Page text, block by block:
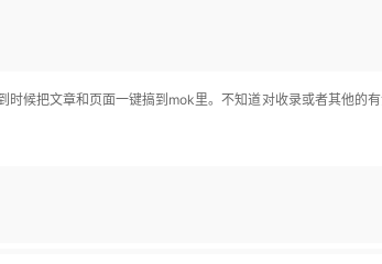
候把文章和页面一键搞到mok里。不知道对收录或者其他的